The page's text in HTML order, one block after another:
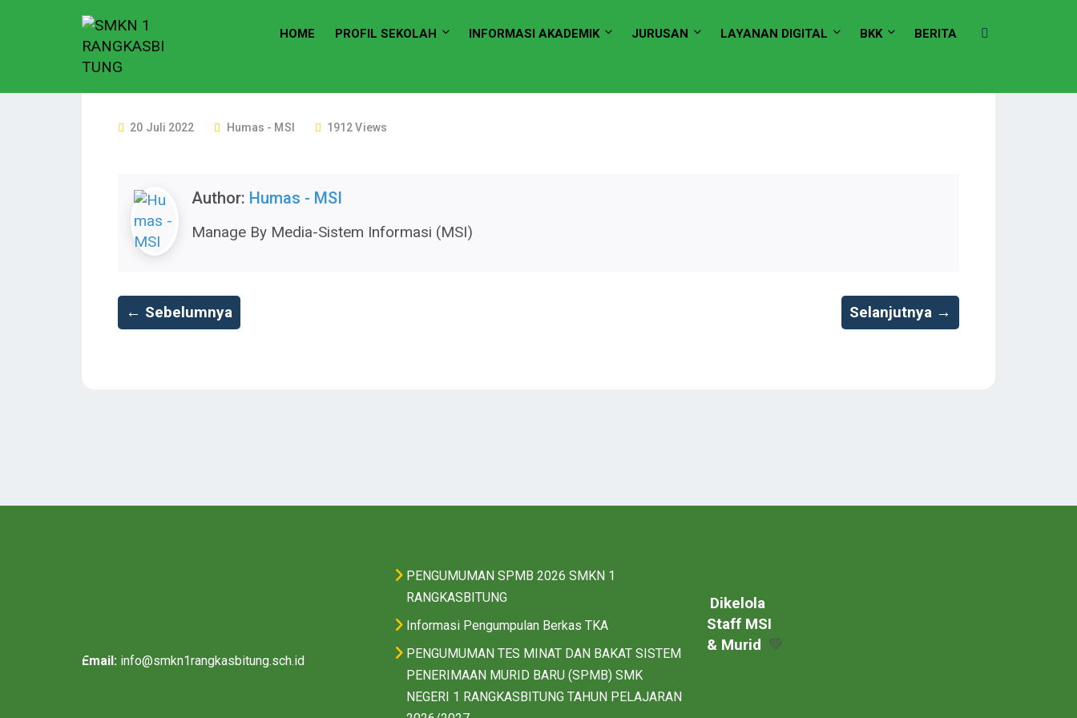
HOME PROFIL SEKOLAH INFORMASI AKADEMIK JURUSAN LAYANAN DIGITAL BKK BERITA
P
D
20 Juli 2022 Humas - MSI 1912 Views
Author: Humas - MSI
Manage By Media-Sistem Informasi (MSI)
← Sebelumnya Selanjutnya →
Email: info@smkn1rangkasbitung.sch.id
PENGUMUMAN SPMB 2026 SMKN 1
RANGKASBITUNG
Informasi Pengumpulan Berkas TKA
PENGUMUMAN TES MINAT DAN BAKAT SISTEM
PENERIMAAN MURID BARU (SPMB) SMK
NEGERI 1 RANGKASBITUNG TAHUN PELAJARAN
Dikelola
Staff MSI
& Murid 💚